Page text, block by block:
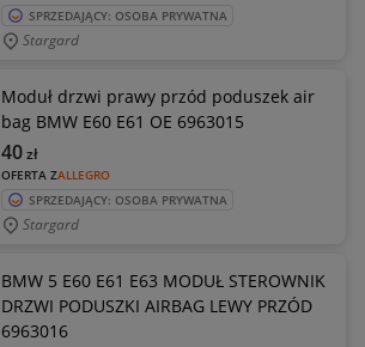
SPRZEDAJĄCY: OSOBA PRYWATNA
Stargard
Moduł drzwi prawy przód poduszek air
bag BMW E60 E61 OE 6963015
OFERTA ZALLEGRO
40zł
SPRZEDAJĄCY: OSOBA PRYWATNA
Stargard
BMW 5 E60 E61 E63 MODUŁ STEROWNIK
DRZWI PODUSZKI AIRBAG LEWY PRZÓD
6963016